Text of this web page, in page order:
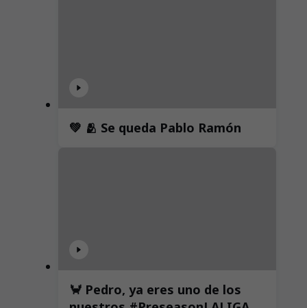
💚 🫂 Se queda Pablo Ramón
🦀 Pedro, ya eres uno de los